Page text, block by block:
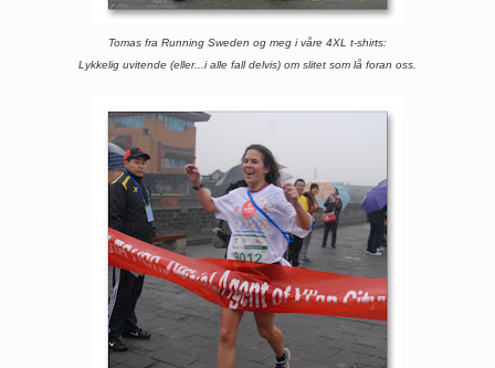
Tomas fra Running Sweden og meg i våre 4XL t-shirts:
Lykkelig uvitende (eller...i alle fall delvis) om slitet som lå foran oss.